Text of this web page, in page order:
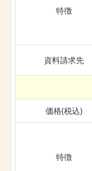
特徴
資料請求先
価格(税込)
特徴